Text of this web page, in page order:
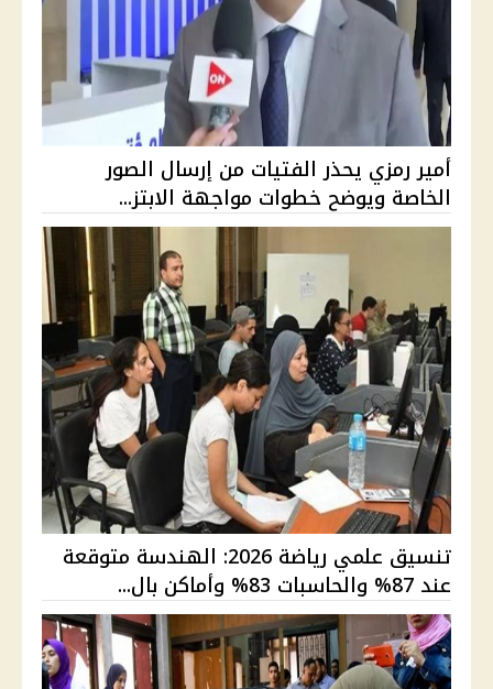
أمير رمزي يحذر الفتيات من إرسال الصور
الخاصة ويوضح خطوات مواجهة الابتز...
تنسيق علمي رياضة 2026: الهندسة متوقعة
عند 87% والحاسبات 83% وأماكن بال...